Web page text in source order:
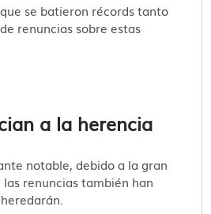
se batieron récords tanto
renuncias sobre estas
a la herencia
notable, debido a la gran
renuncias también han